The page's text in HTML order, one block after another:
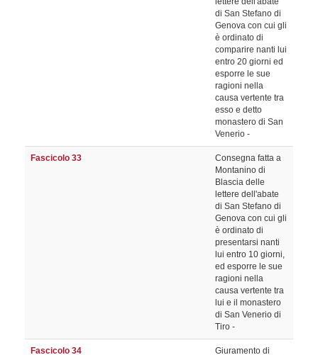
di San Stefano di
Genova con cui gli
è ordinato di
comparire nanti lui
entro 20 giorni ed
esporre le sue
ragioni nella
causa vertente tra
esso e detto
monastero di San
Venerio -
Fascicolo 33
Consegna fatta a
Montanino di
Blascia delle
lettere dell'abate
di San Stefano di
Genova con cui gli
è ordinato di
presentarsi nanti
lui entro 10 giorni,
ed esporre le sue
ragioni nella
causa vertente tra
lui e il monastero
di San Venerio di
Tiro -
Fascicolo 34
Giuramento di